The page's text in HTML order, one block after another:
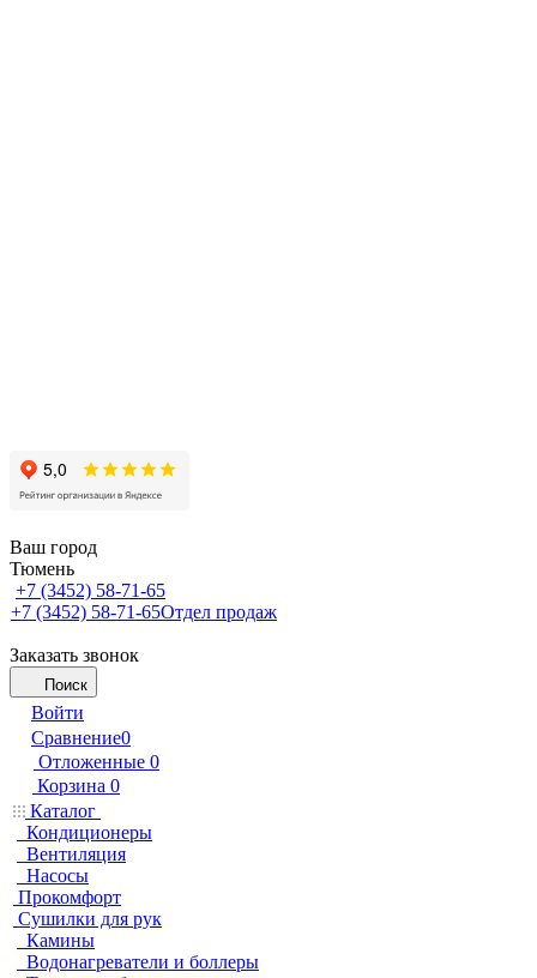
Ваш город
Тюмень
+7 (3452) 58-71-65
+7 (3452) 58-71-65Отдел продаж
Заказать звонок
Поиск
Войти
Сравнение0
Отложенные 0
Корзина 0
Каталог
Кондиционеры
Вентиляция
Насосы
Прокомфорт
Сушилки для рук
Камины
Водонагреватели и боллеры